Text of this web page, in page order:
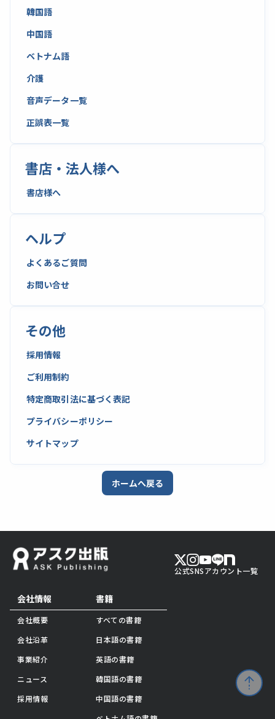
韓国語
中国語
ベトナム語
介護
音声データ一覧
正誤表一覧
書店・法人様へ
書店様へ
ヘルプ
よくあるご質問
お問い合せ
その他
採用情報
ご利用制約
特定商取引法に基づく表記
プライバシーポリシー
サイトマップ
ホームへ戻る
会社情報
会社概要
会社沿革
事業紹介
ニュース
採用情報
書籍
すべての書籍
日本語の書籍
英語の書籍
韓国語の書籍
中国語の書籍
公式SNSアカウント一覧